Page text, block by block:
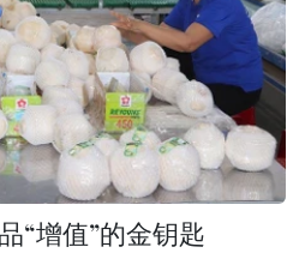
“增值”的金钥匙